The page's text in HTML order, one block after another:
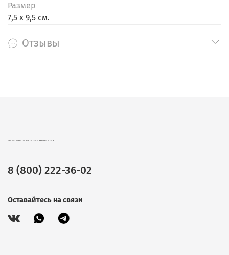
Размер
7,5 х 9,5 см.
Отзывы
8 (800) 222-36-02
Оставайтесь на связи